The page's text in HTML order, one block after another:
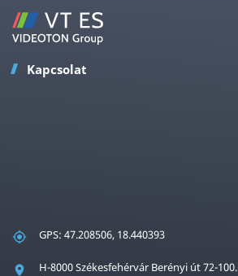
Kapcsolat
GPS: 47.208506, 18.440393
H-8000 Székesfehérvár Berényi út 72-100.